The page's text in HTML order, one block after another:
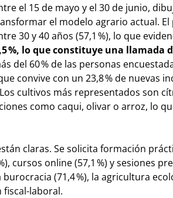
el 15 de mayo y el 30 de junio,
el modelo agrario actual.
30 y 40 años (57,1 %), lo que
%, lo que constituye una
del 60 % de las personas
convive con un 23,8 % de
cultivos más representados son
como caqui, olivar o arroz, lo
claras. Se solicita formación
cursos online (57,1 %) y sesiones
burocracia (71,4 %), la agricultura
fiscal-laboral.